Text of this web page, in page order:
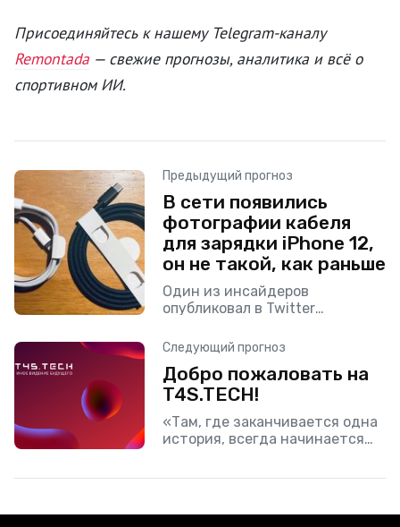
Присоединяйтесь к нашему Telegram-каналу
Remontada — свежие прогнозы, аналитика и всё о
спортивном ИИ.
Предыдущий прогноз
В сети появились
фотографии кабеля
для зарядки iPhone 12,
он не такой, как раньше
Один из инсайдеров
опубликовал в Twitter
Lightning, который будет идти
в комплекте с iPhone 12.
Кажется, Apple всё-таки
решила исправить проблему с
Следующий прогноз
Добро пожаловать на
T4S.TECH!
«Там, где заканчивается одна
история, всегда начинается